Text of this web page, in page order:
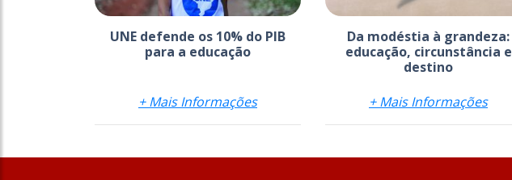
UNE defende os 10% do PIB
para a educação
+ Mais Informações
Da modéstia à grandeza:
educação, circunstância e
destino
+ Mais Informações